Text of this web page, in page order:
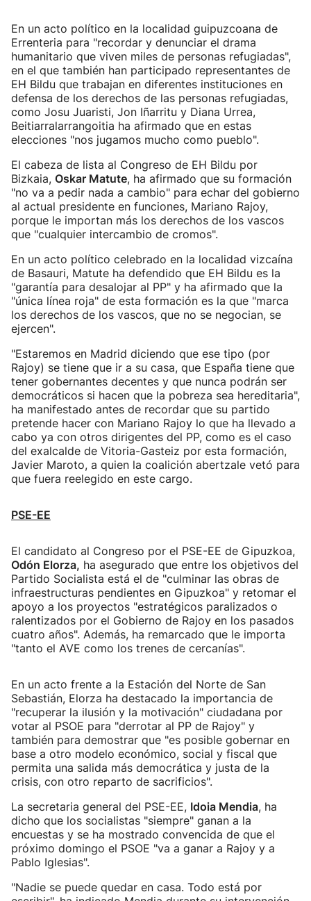
En un acto político en la localidad guipuzcoana de
Errenteria para "recordar y denunciar el drama
humanitario que viven miles de personas refugiadas",
en el que también han participado representantes de
EH Bildu que trabajan en diferentes instituciones en
defensa de los derechos de las personas refugiadas,
como Josu Juaristi, Jon Iñarritu y Diana Urrea,
Beitiarralarrangoitia ha afirmado que en estas
elecciones "nos jugamos mucho como pueblo".
El cabeza de lista al Congreso de EH Bildu por
Bizkaia, Oskar Matute, ha afirmado que su formación
"no va a pedir nada a cambio" para echar del gobierno
al actual presidente en funciones, Mariano Rajoy,
porque le importan más los derechos de los vascos
que "cualquier intercambio de cromos".
En un acto político celebrado en la localidad vizcaína
de Basauri, Matute ha defendido que EH Bildu es la
"garantía para desalojar al PP" y ha afirmado que la
"única línea roja" de esta formación es la que "marca
los derechos de los vascos, que no se negocian, se
ejercen".
"Estaremos en Madrid diciendo que ese tipo (por
Rajoy) se tiene que ir a su casa, que España tiene que
tener gobernantes decentes y que nunca podrán ser
democráticos si hacen que la pobreza sea hereditaria",
ha manifestado antes de recordar que su partido
pretende hacer con Mariano Rajoy lo que ha llevado a
cabo ya con otros dirigentes del PP, como es el caso
del exalcalde de Vitoria-Gasteiz por esta formación,
Javier Maroto, a quien la coalición abertzale vetó para
que fuera reelegido en este cargo.
PSE-EE
El candidato al Congreso por el PSE-EE de Gipuzkoa,
Odón Elorza, ha asegurado que entre los objetivos del
Partido Socialista está el de "culminar las obras de
infraestructuras pendientes en Gipuzkoa" y retomar el
apoyo a los proyectos "estratégicos paralizados o
ralentizados por el Gobierno de Rajoy en los pasados
cuatro años". Además, ha remarcado que le importa
"tanto el AVE como los trenes de cercanías".
En un acto frente a la Estación del Norte de San
Sebastián, Elorza ha destacado la importancia de
"recuperar la ilusión y la motivación" ciudadana por
votar al PSOE para "derrotar al PP de Rajoy" y
también para demostrar que "es posible gobernar en
base a otro modelo económico, social y fiscal que
permita una salida más democrática y justa de la
crisis, con otro reparto de sacrificios".
La secretaria general del PSE-EE, Idoia Mendia, ha
dicho que los socialistas "siempre" ganan a la
encuestas y se ha mostrado convencida de que el
próximo domingo el PSOE "va a ganar a Rajoy y a
Pablo Iglesias".
"Nadie se puede quedar en casa. Todo está por